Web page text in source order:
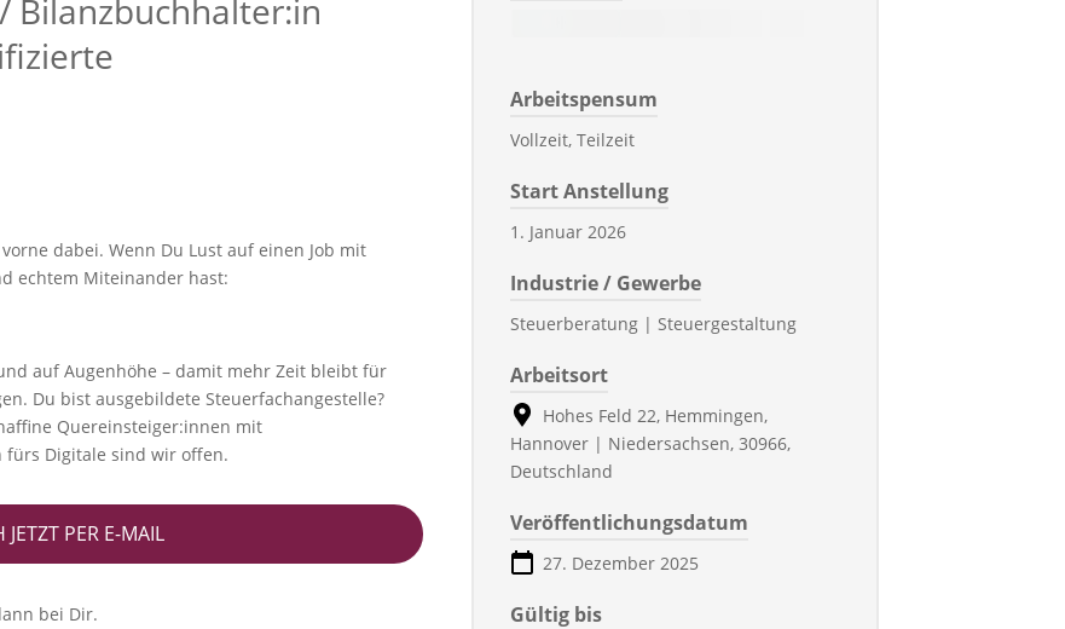
Bilanzbuchhalter:in
dabei. Wenn Du Lust auf einen Job mit
echtem Miteinander hast:
auf Augenhöhe – damit mehr Zeit bleibt für
Du bist ausgebildete Steuerfachangestelle?
Quereinsteiger:innen mit
Digitale sind wir offen.
JETZT PER E-MAIL
bei Dir.
Arbeitspensum
Vollzeit, Teilzeit
Start Anstellung
1. Januar 2026
Industrie / Gewerbe
Steuerberatung | Steuergestaltung
Arbeitsort
Hohes Feld 22, Hemmingen,
Hannover | Niedersachsen, 30966,
Deutschland
Veröffentlichungsdatum
27. Dezember 2025
Gültig bis